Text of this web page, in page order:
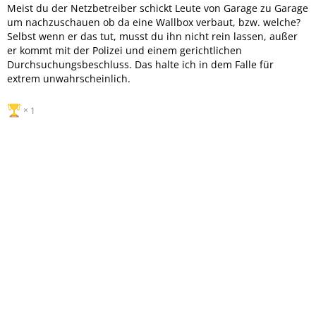
Meist du der Netzbetreiber schickt Leute von Garage zu Garage
um nachzuschauen ob da eine Wallbox verbaut, bzw. welche?
Selbst wenn er das tut, musst du ihn nicht rein lassen, außer
er kommt mit der Polizei und einem gerichtlichen
Durchsuchungsbeschluss. Das halte ich in dem Falle für
extrem unwahrscheinlich.
1